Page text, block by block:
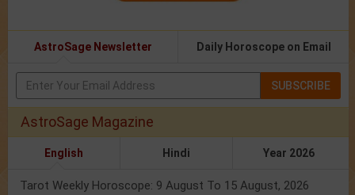
AstroSage Newsletter Daily Horoscope on Email
SUBSCRIBE
AstroSage Magazine
English Hindi Year 2026
Tarot Weekly Horoscope: 9 August To 15 August, 2026